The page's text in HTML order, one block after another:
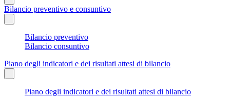
Bilancio preventivo e consuntivo
Bilancio preventivo
Bilancio consuntivo
Piano degli indicatori e dei risultati attesi di bilancio
Piano degli indicatori e dei risultati attesi di bilancio